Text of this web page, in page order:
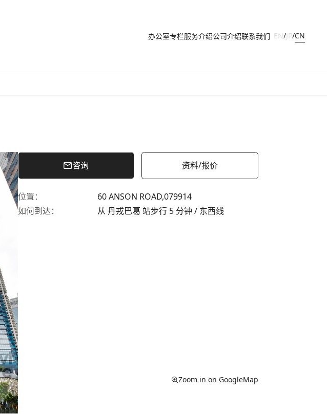
办公室专栏服务介绍公司介绍联系我们 EN/JP/CN
咨询 资料/报价
位置： 60 ANSON ROAD,079914
如何到达： 从 丹戎巴葛 站步行 5 分钟 / 东西线
Zoom in on GoogleMap